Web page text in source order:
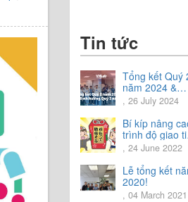
Tin tức
Tổng kết Quý
năm 2024 &
Chia sẻ định
hướng Quý 3
năm 2024
, 26 July 2024
Bí kíp nâng
trình độ giao
tiếng Nhật.
, 24 June 2022
Lễ tổng kết
2020!
, 04 March 2021